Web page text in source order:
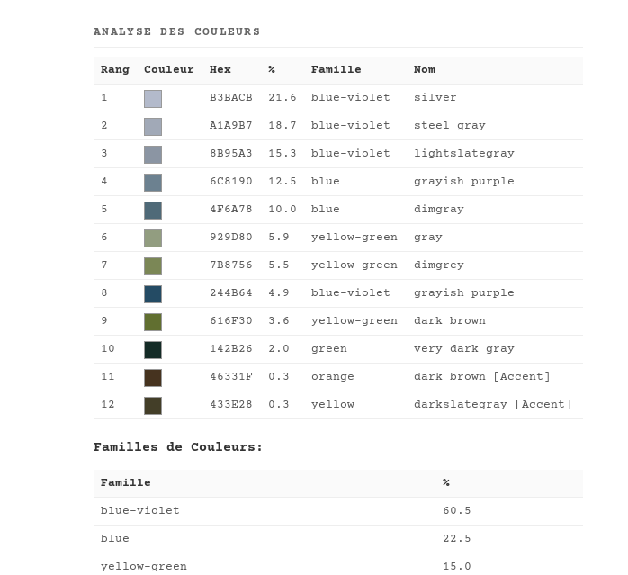
ANALYSE DES COULEURS
Rang Couleur Hex % Famille Nom
1 B3BACB 21.6 blue-violet silver
2 A1A9B7 18.7 blue-violet steel gray
3 8B95A3 15.3 blue-violet lightslategray
4 6C8190 12.5 blue grayish purple
5 4F6A78 10.0 blue dimgray
6 929D80 5.9 yellow-green gray
7 7B8756 5.5 yellow-green dimgrey
8 244B64 4.9 blue-violet grayish purple
9 616F30 3.6 yellow-green dark brown
10 142B26 2.0 green very dark gray
11 46331F 0.3 orange dark brown [Accent]
12 433E28 0.3 yellow darkslategray [Accent]
Familles de Couleurs:
Famille %
blue-violet 60.5
blue 22.5
yellow-green 15.0